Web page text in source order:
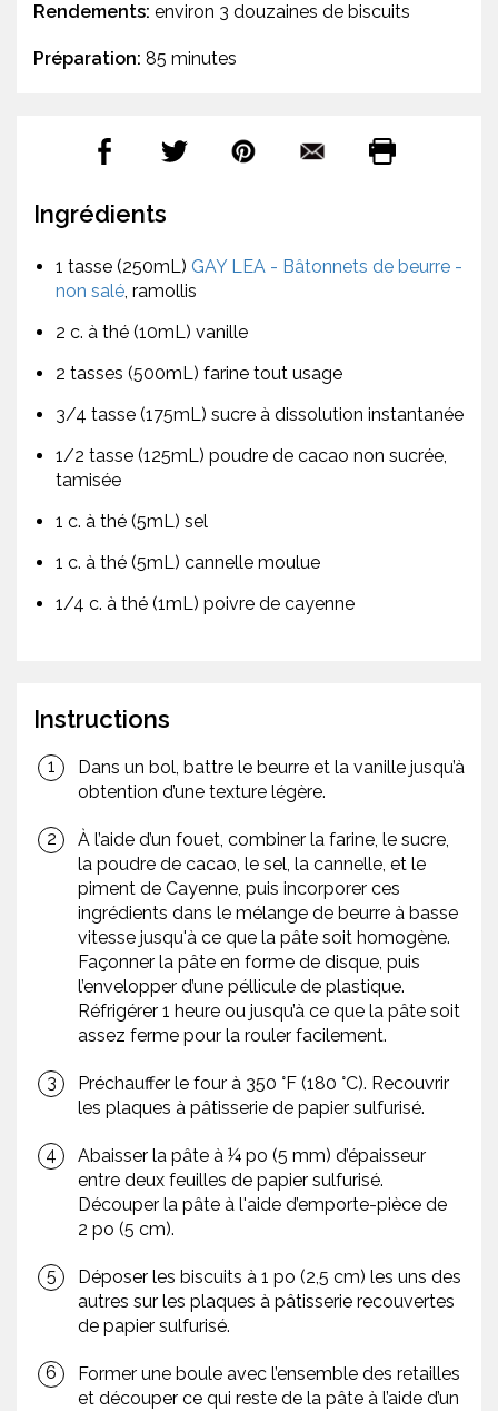
Rendements: environ 3 douzaines de biscuits
Préparation: 85 minutes
Ingrédients
1 tasse (250mL) GAY LEA - Bâtonnets de beurre -
non salé, ramollis
2 c. à thé (10mL) vanille
2 tasses (500mL) farine tout usage
3/4 tasse (175mL) sucre à dissolution instantanée
1/2 tasse (125mL) poudre de cacao non sucrée,
tamisée
1 c. à thé (5mL) sel
1 c. à thé (5mL) cannelle moulue
1/4 c. à thé (1mL) poivre de cayenne
Instructions
Dans un bol, battre le beurre et la vanille jusqu’à
obtention d’une texture légère.
À l’aide d’un fouet, combiner la farine, le sucre,
la poudre de cacao, le sel, la cannelle, et le
piment de Cayenne, puis incorporer ces
ingrédients dans le mélange de beurre à basse
vitesse jusqu'à ce que la pâte soit homogène.
Façonner la pâte en forme de disque, puis
l’envelopper d’une péllicule de plastique.
Réfrigérer 1 heure ou jusqu’à ce que la pâte soit
assez ferme pour la rouler facilement.
Préchauffer le four à 350 °F (180 °C). Recouvrir
les plaques à pâtisserie de papier sulfurisé.
Abaisser la pâte à ¼ po (5 mm) d’épaisseur
entre deux feuilles de papier sulfurisé.
Découper la pâte à l'aide d’emporte-pièce de
2 po (5 cm).
Déposer les biscuits à 1 po (2,5 cm) les uns des
autres sur les plaques à pâtisserie recouvertes
de papier sulfurisé.
Former une boule avec l’ensemble des retailles
et découper ce qui reste de la pâte à l’aide d’un